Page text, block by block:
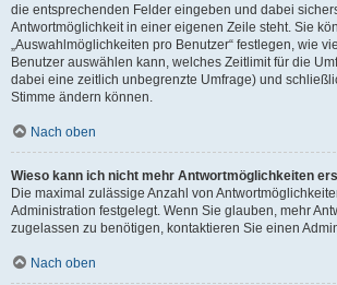
die entsprechenden Felder eingeben und dabei
Antwortmöglichkeit in einer eigenen Zeile steht. Sie
„Auswahlmöglichkeiten pro Benutzer“ festlegen, wie
Benutzer auswählen kann, welches Zeitlimit für die
dabei eine zeitlich unbegrenzte Umfrage) und
Stimme ändern können.
Nach oben
Wieso kann ich nicht mehr Antwortmöglichkeiten
Die maximal zulässige Anzahl von
Administration festgelegt. Wenn Sie glauben, mehr
zugelassen zu benötigen, kontaktieren Sie einen
Nach oben